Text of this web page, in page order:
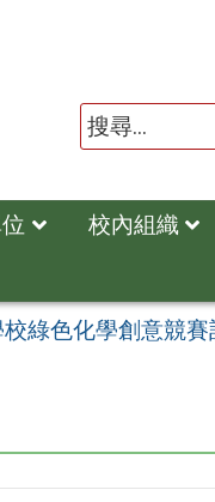
校內組織
綠色化學創意競賽